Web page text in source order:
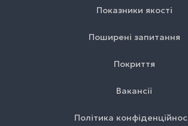
Показники якості
Поширені запитання
Покриття
Вакансії
Політика